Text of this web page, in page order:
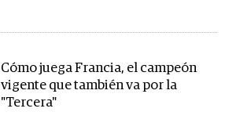
Cómo juega Francia, el campeón
vigente que también va por la
"Tercera"